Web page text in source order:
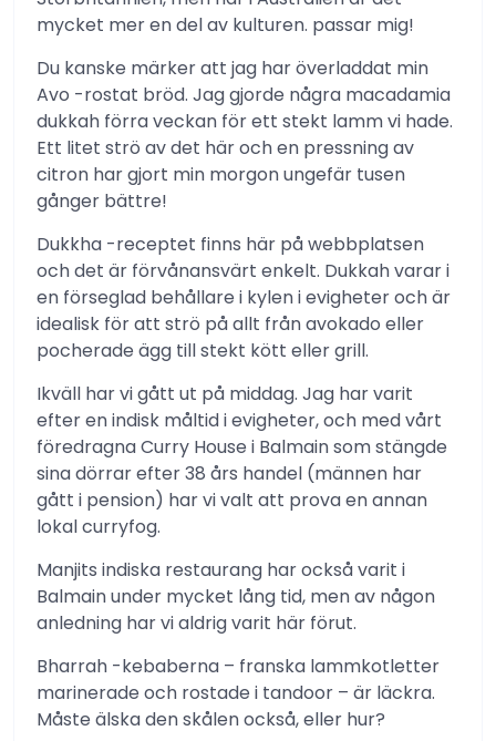
mycket mer en del av kulturen. passar mig!
Du kanske märker att jag har överladdat min
Avo -rostat bröd. Jag gjorde några macadamia
dukkah förra veckan för ett stekt lamm vi hade.
Ett litet strö av det här och en pressning av
citron har gjort min morgon ungefär tusen
gånger bättre!
Dukkha -receptet finns här på webbplatsen
och det är förvånansvärt enkelt. Dukkah varar i
en förseglad behållare i kylen i evigheter och är
idealisk för att strö på allt från avokado eller
pocherade ägg till stekt kött eller grill.
Ikväll har vi gått ut på middag. Jag har varit
efter en indisk måltid i evigheter, och med vårt
föredragna Curry House i Balmain som stängde
sina dörrar efter 38 års handel (männen har
gått i pension) har vi valt att prova en annan
lokal curryfog.
Manjits indiska restaurang har också varit i
Balmain under mycket lång tid, men av någon
anledning har vi aldrig varit här förut.
Bharrah -kebaberna – franska lammkotletter
marinerade och rostade i tandoor – är läckra.
Måste älska den skålen också, eller hur?